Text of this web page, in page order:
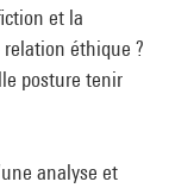
et la
éthique ?
posture tenir
analyse et